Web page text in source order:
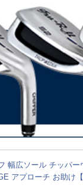
幅広ソール チッパ
アプローチ お助け【